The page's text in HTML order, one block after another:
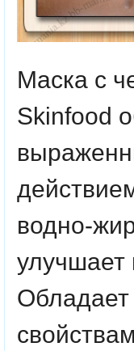
Маска с
Skinfood
водно-
улучшает